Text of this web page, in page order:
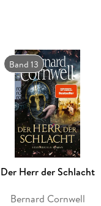
Band 13
Der Herr der Schlacht
Bernard Cornwell